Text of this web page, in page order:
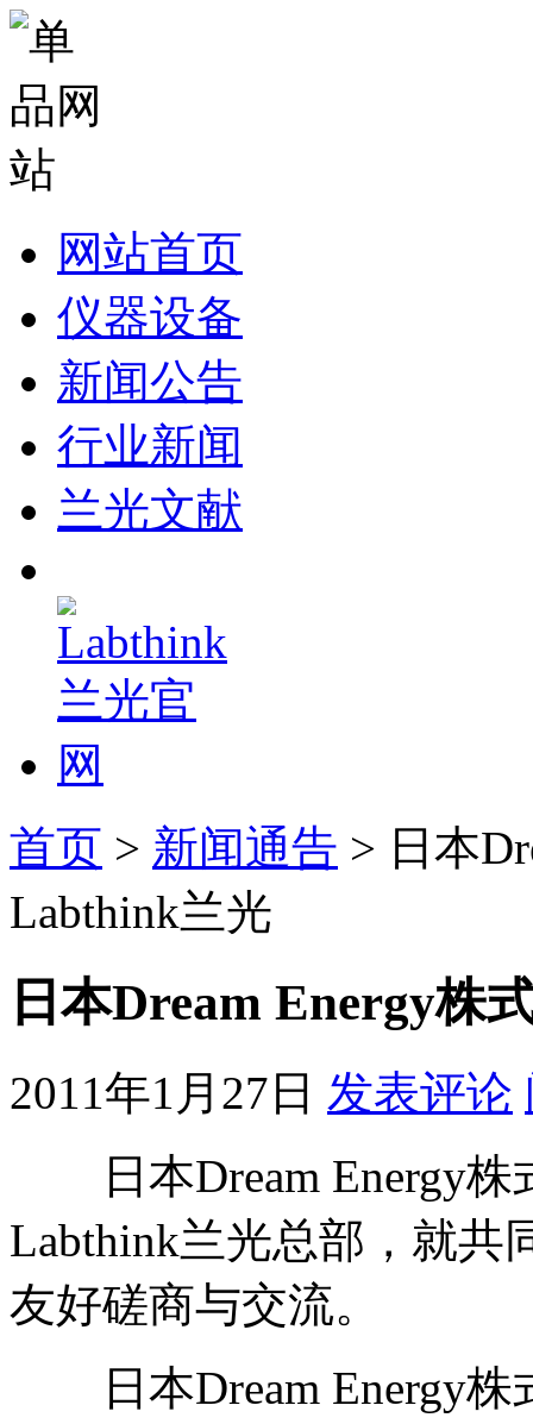
网站首页
仪器设备
新闻公告
行业新闻
兰光文献
首页 > 新闻通告 > 日本
Labthink兰光
日本Dream Energy株
2011年1月27日 发表评论
日本Dream Energy株
Labthink兰光总部，就共
友好磋商与交流。
日本Dream Energy株